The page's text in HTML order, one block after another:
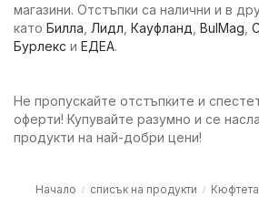
магазини. Отстъпки са налични и в
като Билла Лидл Кауфланд BulMag
Бурлекс и ЕДЕА.
Не пропускайте отстъпките и
оферти! Купувайте разумно и се
продукти на най-добри цени!
Начало списък на продукти Кюфтета